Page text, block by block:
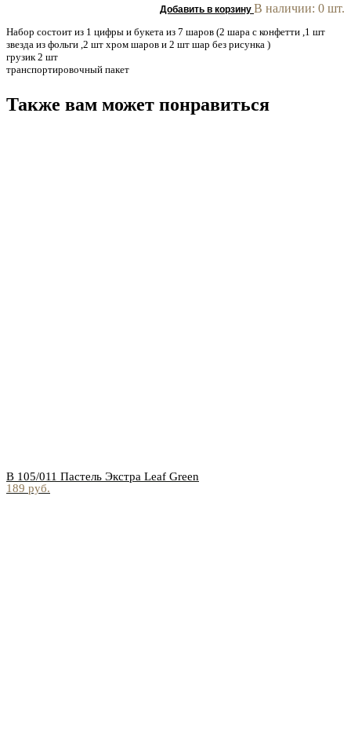
Добавить в корзину В наличии: 0 шт.
Набор состоит из 1 цифры и букета из 7 шаров (2 шара с конфетти ,1 шт
звезда из фольги ,2 шт хром шаров и 2 шт шар без рисунка )
грузик 2 шт
транспортировочный пакет
Также вам может понравиться
В 105/011 Пастель Экстра Leaf Green
189 pуб.